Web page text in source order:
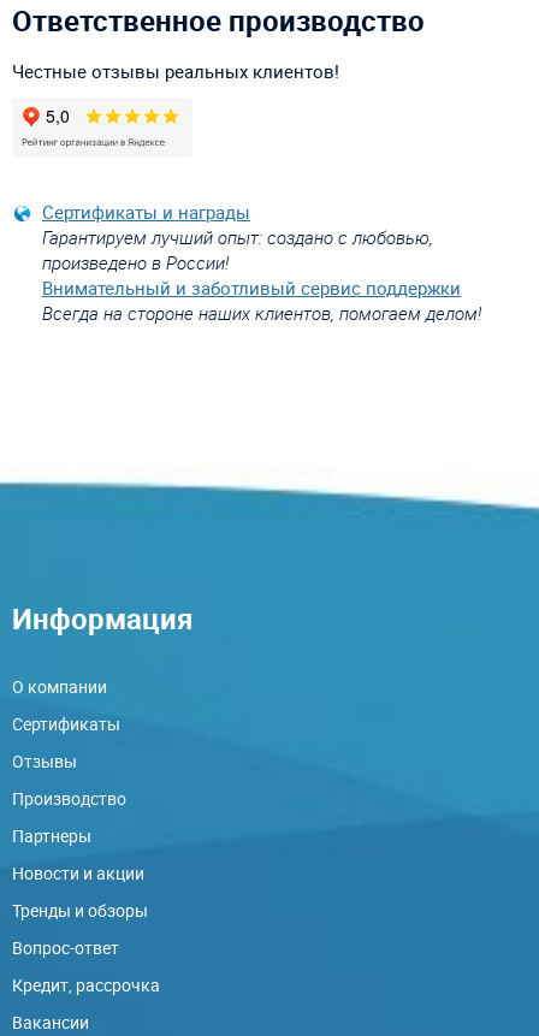
Ответственное производство
Честные отзывы реальных клиентов!
Сертификаты и награды
Гарантируем лучший опыт: создано с любовью,
произведено в России!
Внимательный и заботливый сервис поддержки
Всегда на стороне наших клиентов, помогаем делом!
Информация
О компании
Сертификаты
Отзывы
Производство
Партнеры
Новости и акции
Тренды и обзоры
Вопрос-ответ
Кредит, рассрочка
Вакансии